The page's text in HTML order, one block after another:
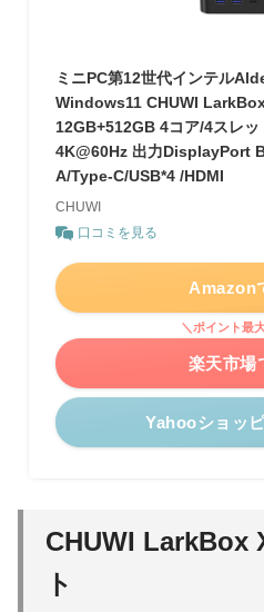
ミニPC第12世代インテル
Windows11 CHUWI
12GB+512GB 4コア/4スレ
4K@60Hz 出力DisplayPort
A/Type-C/USB*4 /HDMI
CHUWI
口コミを見る
Amazon
＼ポイント最
楽天市場
Yahooショッ
CHUWI LarkBox
ト